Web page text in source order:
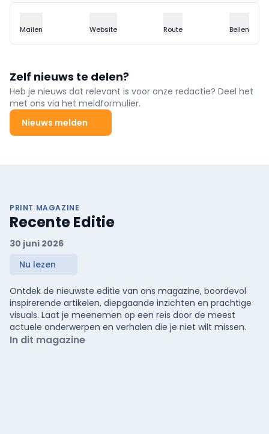
Mailen Website Route Bellen
Zelf nieuws te delen?
Heb je nieuws dat relevant is voor onze redactie? Deel het
met ons via het meldformulier.
Nieuws melden
PRINT MAGAZINE
Recente Editie
30 juni 2026
Nu lezen
Ontdek de nieuwste editie van ons magazine, boordevol
inspirerende artikelen, diepgaande inzichten en prachtige
visuals. Laat je meenemen op een reis door de meest
actuele onderwerpen en verhalen die je niet wilt missen.
In dit magazine